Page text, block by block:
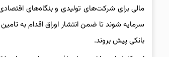
مالی برای شرکت‌های تولیدی و بنگاه‌های اقتصادی
سرمایه شوند تا ضمن انتشار اوراق اقدام به
بانکی پیش بروند.